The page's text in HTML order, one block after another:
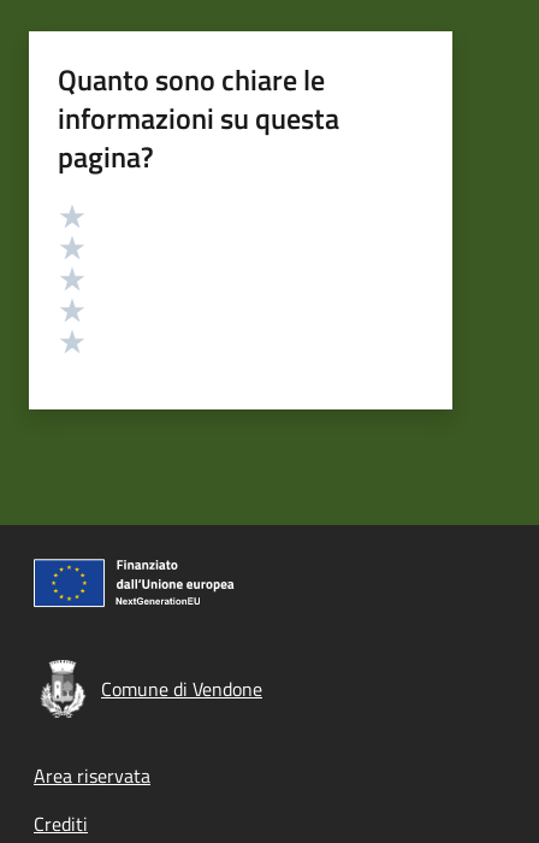
Quanto sono chiare le
informazioni su questa
pagina?
Valutazione
Comune di Vendone
Footer menu
Area riservata
Crediti